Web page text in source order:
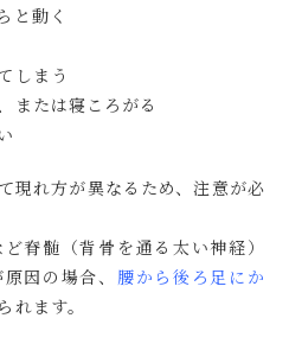
と動く
しまう
または寝ころがる
現れ方が異なるため、注意が必
ど脊髄（背骨を通る太い神経）
因の場合、 腰から後ろ足にか
れます。